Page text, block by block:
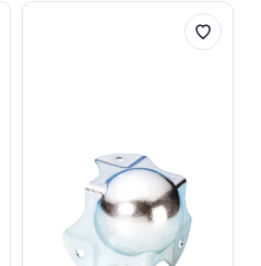
Adam